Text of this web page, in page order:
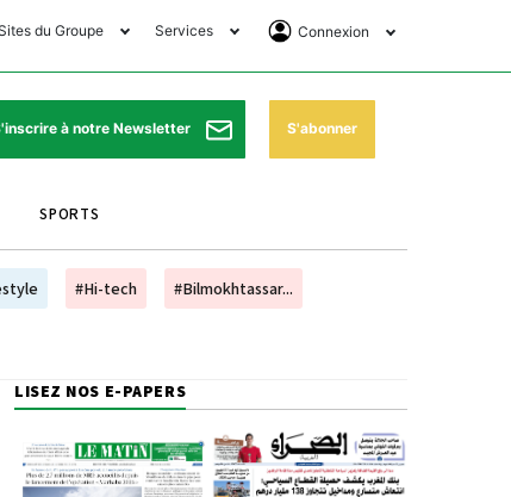
du Groupe
Sports
Store
Annonces
Today Forum
Services
Horaires de prières
Pharmacies de garde
Programme TV
Cinéma
Connexion
Se Connecter
Abonnement
à notre Newsletter S'abonner
SPORTS
#Hi-tech #Bilmokhtassar...
LISEZ NOS E-PAPERS